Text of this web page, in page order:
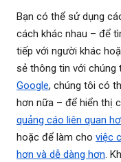
Bạn có thể sử dụng
cách khác nhau – để
tiếp với người khác
sẻ thông tin với chúng
Google, chúng tôi có
hơn nữa – để hiển thị
quảng cáo liên quan
hoặc để làm cho việc
hơn và dễ dàng hơn.